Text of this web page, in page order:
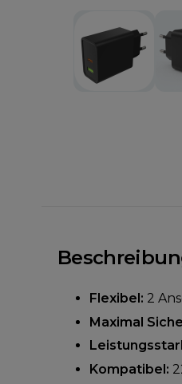
Flexibel: 2
Maximal
Kompatibel: